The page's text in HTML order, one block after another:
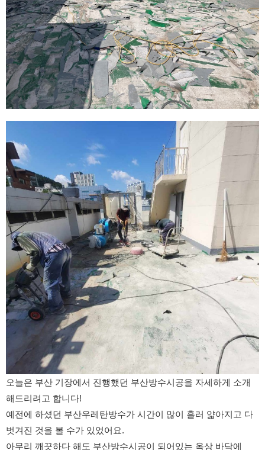
오늘은 부산 기장에서 진행했던 부산방수시공을 자세하게 소개
해드리려고 합니다!
예전에 하셨던 부산우레탄방수가 시간이 많이 흘러 얇아지고 다
벗겨진 것을 볼 수가 있었어요.
아무리 깨끗하다 해도 부산방수시공이 되어있는 옥상 바닥에